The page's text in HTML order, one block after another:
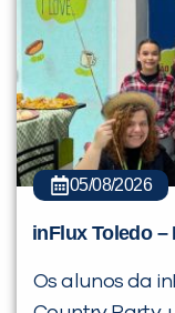
05/08/2026
inFlux Toledo –
Os alunos da